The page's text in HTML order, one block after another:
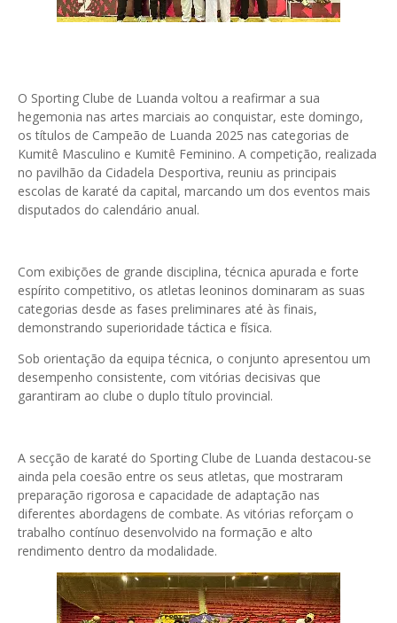
O Sporting Clube de Luanda voltou a reafirmar a sua
hegemonia nas artes marciais ao conquistar, este domingo,
os títulos de Campeão de Luanda 2025 nas categorias de
Kumitê Masculino e Kumitê Feminino. A competição, realizada
no pavilhão da Cidadela Desportiva, reuniu as principais
escolas de karaté da capital, marcando um dos eventos mais
disputados do calendário anual.
Com exibições de grande disciplina, técnica apurada e forte
espírito competitivo, os atletas leoninos dominaram as suas
categorias desde as fases preliminares até às finais,
demonstrando superioridade táctica e física.
Sob orientação da equipa técnica, o conjunto apresentou um
desempenho consistente, com vitórias decisivas que
garantiram ao clube o duplo título provincial.
A secção de karaté do Sporting Clube de Luanda destacou-se
ainda pela coesão entre os seus atletas, que mostraram
preparação rigorosa e capacidade de adaptação nas
diferentes abordagens de combate. As vitórias reforçam o
trabalho contínuo desenvolvido na formação e alto
rendimento dentro da modalidade.